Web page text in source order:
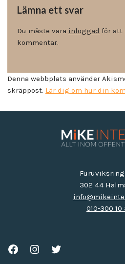
Lämna ett svar
Du måste vara inloggad för att
kommentar.
Denna webbplats använder
skräppost. Lär dig om hur din
302 44
010-300 10